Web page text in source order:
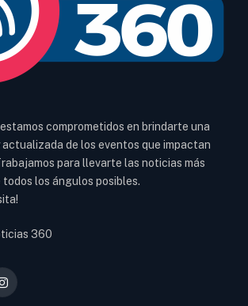
comprometidos en brindarte una
de los eventos que impactan
para llevarte las noticias más
los ángulos posibles.
360
Instagram